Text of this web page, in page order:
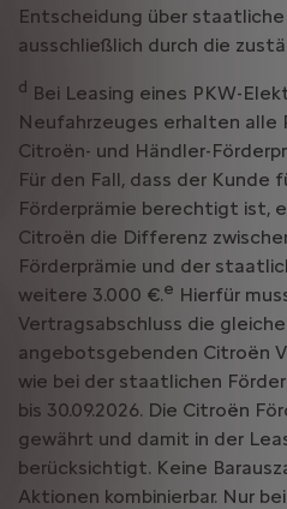
Entscheidung über
ausschließlich durch die
d Bei Leasing eines PKW-
Neufahrzeuges erhalten alle
Citroën- und Händler-
Für den Fall, dass der
Förderprämie berechtigt ist,
Citroën die Differenz
Förderprämie und der
weitere 3.000 €.e Hierfür
Vertragsabschluss die
angebotsgebenden Citroën
wie bei der staatlichen
bis 30.09.2026. Die Citroën
gewährt und damit in der
berücksichtigt. Keine
Aktionen kombinierbar. Nur